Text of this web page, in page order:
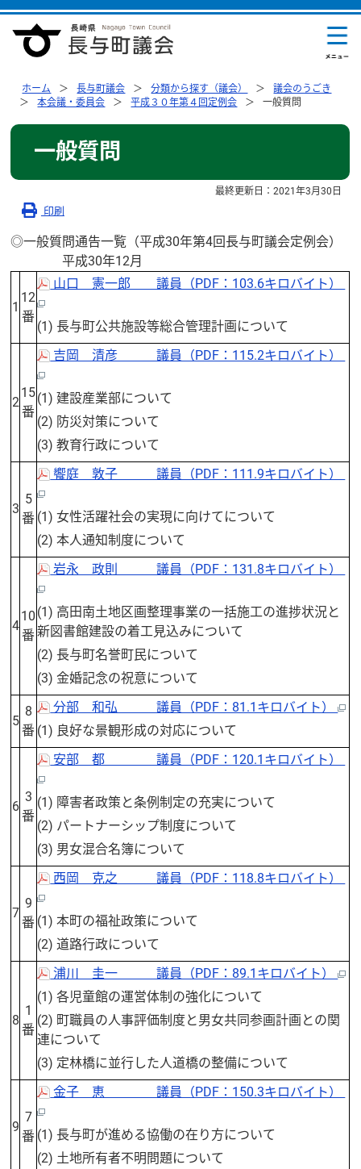
ホーム 長与町議会 分類から探す（議会）
議会のうごき
本会議・委員会
平成３０年第４回定例会 一般質問
一般質問
最終更新日：2021年3月30日
印刷
◎一般質問通告一覧（平成30年第4回長与町議会定例会）
平成30年12月
1
12
番
山口 憲一郎 議員（PDF：103.6キロバイト）
(1) 長与町公共施設等総合管理計画について
2
15
番
吉岡 清彦 議員（PDF：115.2キロバイト）
(1) 建設産業部について
(2) 防災対策について
(3) 教育行政について
3
5
番
饗庭 敦子 議員（PDF：111.9キロバイト）
(1) 女性活躍社会の実現に向けてについて
(2) 本人通知制度について
4
10
番
岩永 政則 議員（PDF：131.8キロバイト）
(1) 高田南土地区画整理事業の一括施工の進捗状況と
新図書館建設の着工見込みについて
(2) 長与町名誉町民について
(3) 金婚記念の祝意について
5
8
番
分部 和弘 議員（PDF：81.1キロバイト）
(1) 良好な景観形成の対応について
6
3
番
安部 都 議員（PDF：120.1キロバイト）
(1) 障害者政策と条例制定の充実について
(2) パートナーシップ制度について
(3) 男女混合名簿について
7
9
番
西岡 克之 議員（PDF：118.8キロバイト）
(1) 本町の福祉政策について
(2) 道路行政について
8
1
番
浦川 圭一 議員（PDF：89.1キロバイト）
(1) 各児童館の運営体制の強化について
(2) 町職員の人事評価制度と男女共同参画計画との関
連について
(3) 定林橋に並行した人道橋の整備について
9
7
番
金子 恵 議員（PDF：150.3キロバイト）
(1) 長与町が進める協働の在り方について
(2) 土地所有者不明問題について